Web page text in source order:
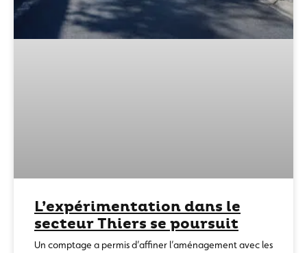
L’expérimentation dans le
secteur Thiers se poursuit
Un comptage a permis d’affiner l’aménagement avec les